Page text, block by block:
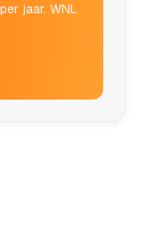
jaar. WNL